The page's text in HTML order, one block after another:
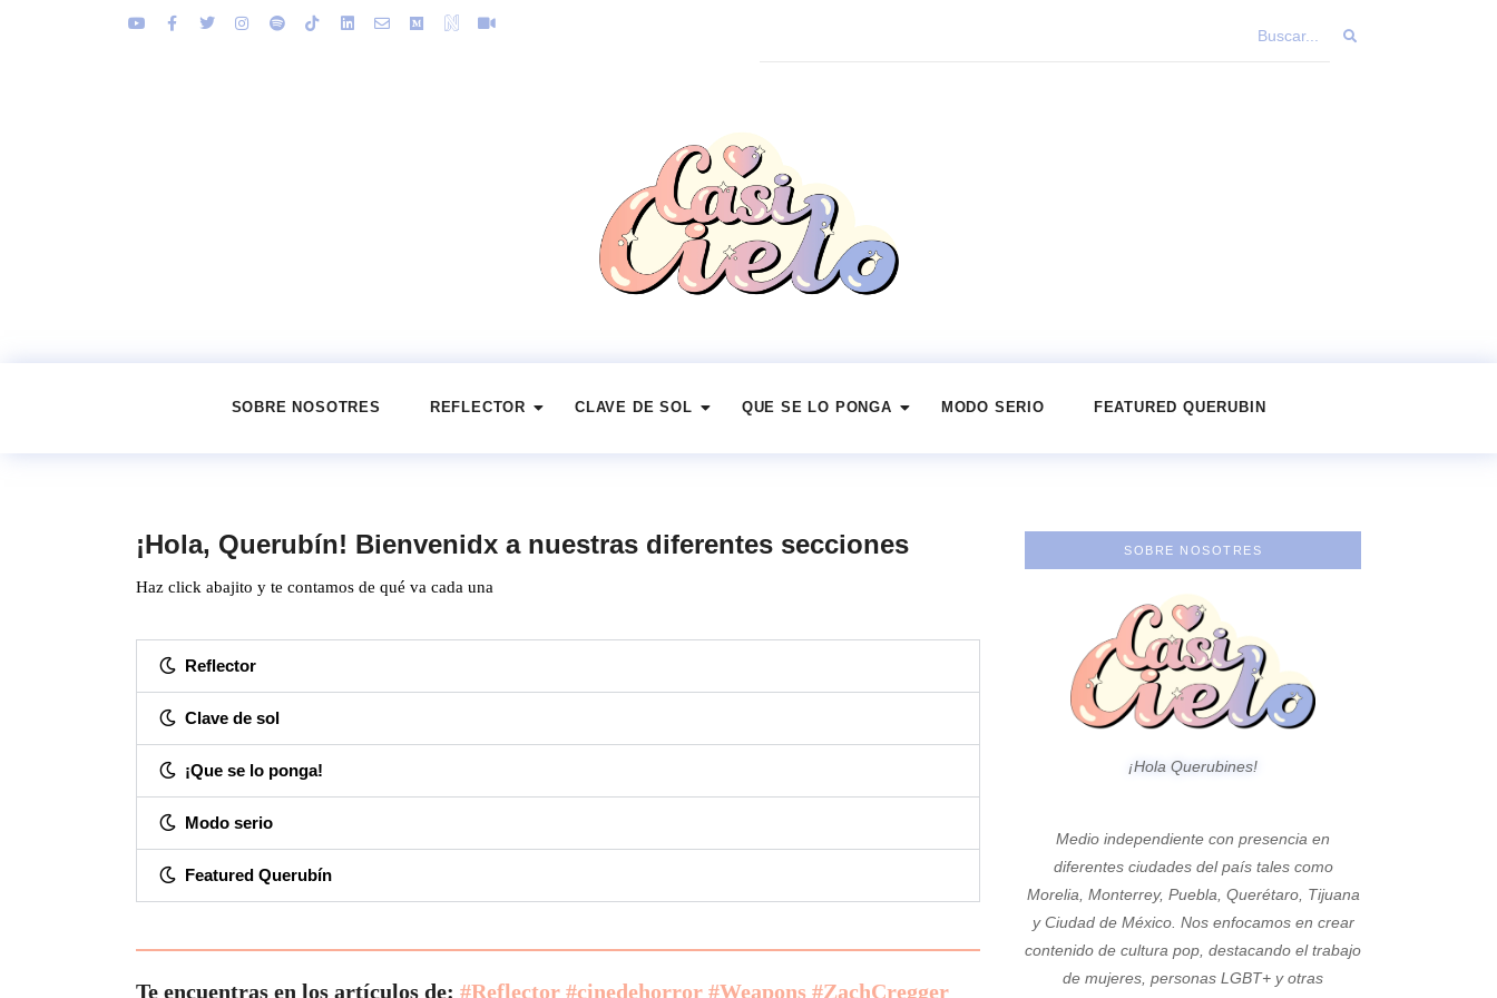
SOBRE NOSOTRES REFLECTOR CLAVE DE SOL QUE SE LO PONGA MODO SERIO FEATURED QUERUBIN
¡Hola, Querubín! Bienvenidx a nuestras diferentes secciones
Haz click abajito y te contamos de qué va cada una
Reflector
Clave de sol
¡Que se lo ponga!
Modo serio
Featured Querubín
Te encuentras en los artículos de: #Reflector #cinedehorror #Weapons #ZachCregger
SOBRE NOSOTRES
¡Hola Querubines!
Medio independiente con presencia en
diferentes ciudades del país tales como
Morelia, Monterrey, Puebla, Querétaro, Tijuana
y Ciudad de México. Nos enfocamos en crear
contenido de cultura pop, destacando el trabajo
de mujeres, personas LGBT+ y otras